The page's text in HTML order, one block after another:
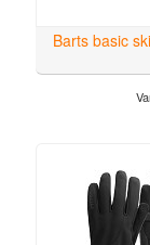
Barts basic